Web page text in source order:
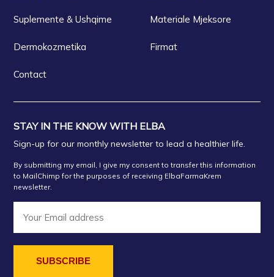
Suplemente & Ushqime Materiale Mjeksore
Dermokozmetika Firmat
Contact
STAY IN THE KNOW WITH ELBA
Sign-up for our monthly newsletter to lead a healthier life.
By submitting my email, I give my consent to transfer this information
to MailChimp for the purposes of receiving ElbaFarmaKrem
newsletter.